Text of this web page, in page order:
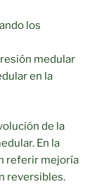
los
medular
en la
de la
En la
referir mejoría
reversibles.